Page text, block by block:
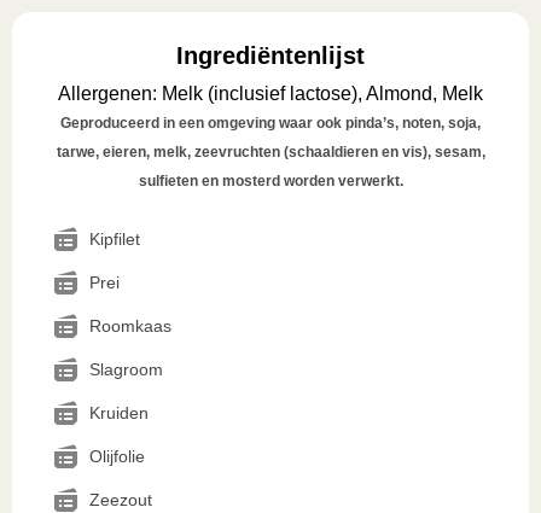
Ingrediëntenlijst
Allergenen: Melk (inclusief lactose), Almond, Melk
Geproduceerd in een omgeving waar ook pinda’s, noten, soja,
tarwe, eieren, melk, zeevruchten (schaaldieren en vis), sesam,
sulfieten en mosterd worden verwerkt.
Kipfilet
Prei
Roomkaas
Slagroom
Kruiden
Olijfolie
Zeezout